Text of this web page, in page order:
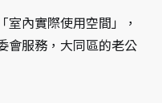
內實際使用空間」，
會服務，大同區的老公